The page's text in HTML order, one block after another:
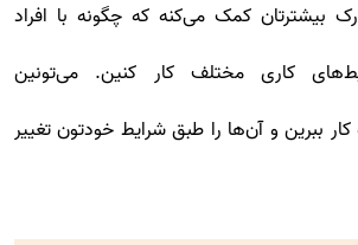
بیشترتان کمک می‌کنه که چگونه با افراد
کاری مختلف کار کنین. می‌تونین
کار ببرین و آن‌ها را طبق شرایط خودتون تغییر